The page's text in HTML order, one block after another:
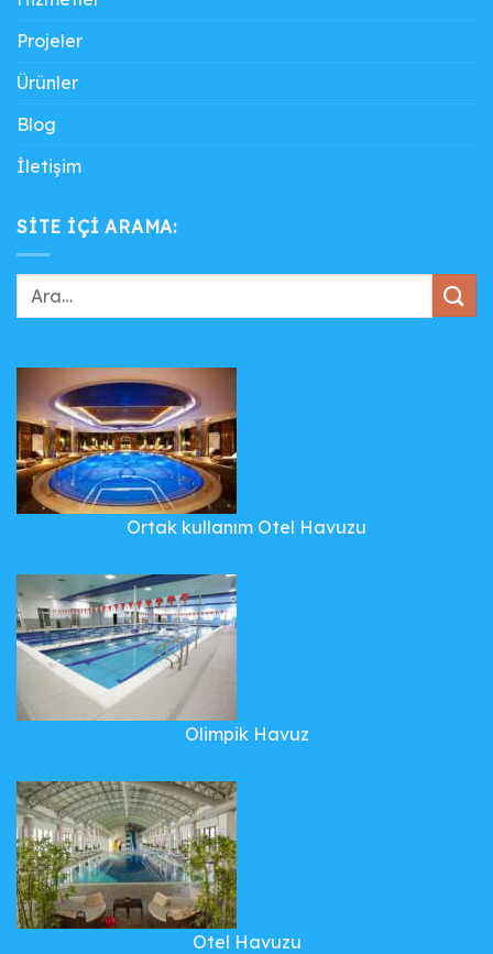
Projeler
Ürünler
Blog
İletişim
SITE IÇI ARAMA:
Ortak kullanım Otel Havuzu
Olimpik Havuz
Otel Havuzu